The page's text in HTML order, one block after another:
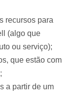
recursos para
(algo que
ou serviço);
que estão com
a partir de um